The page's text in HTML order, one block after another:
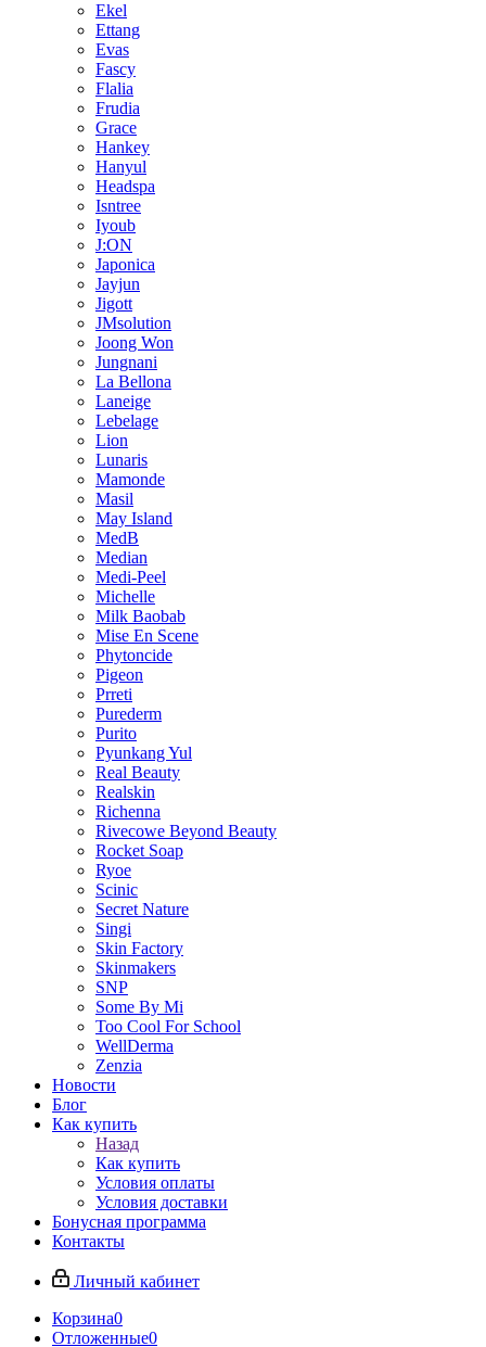
Ekel
Ettang
Evas
Fascy
Flalia
Frudia
Grace
Hankey
Hanyul
Headspa
Isntree
Iyoub
J:ON
Japonica
Jayjun
Jigott
JMsolution
Joong Won
Jungnani
La Bellona
Laneige
Lebelage
Lion
Lunaris
Mamonde
Masil
May Island
MedB
Median
Medi-Peel
Michelle
Milk Baobab
Mise En Scene
Phytoncide
Pigeon
Prreti
Purederm
Purito
Pyunkang Yul
Real Beauty
Realskin
Richenna
Rivecowe Beyond Beauty
Rocket Soap
Ryoe
Scinic
Secret Nature
Singi
Skin Factory
Skinmakers
SNP
Some By Mi
Too Cool For School
WellDerma
Zenzia
Новости
Блог
Как купить
Назад
Как купить
Условия оплаты
Условия доставки
Бонусная программа
Контакты
Личный кабинет
Корзина0
Отложенные0